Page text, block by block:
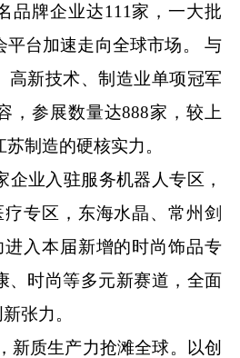
品牌企业达111家，一大批
平台加速走向全球市场。 与
高新技术、制造业单项冠军
，参展数量达888家，较上
制造的硬核实力。
业入驻服务机器人专区，
专区，东海水晶、常州剑
入本届新增的时尚饰品专
、时尚等多元新赛道，全面
张力。
质生产力抢滩全球。以创